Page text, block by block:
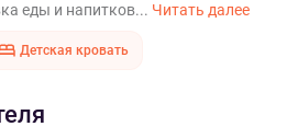
еды и напитков... Читать далее
Детская кровать